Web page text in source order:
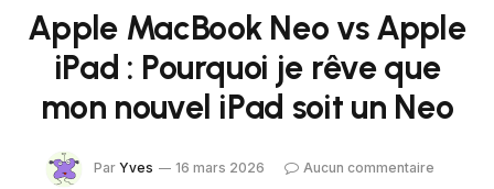
Apple MacBook Neo vs Apple
iPad : Pourquoi je rêve que
mon nouvel iPad soit un Neo
Par Yves 16 mars 2026
Aucun commentaire